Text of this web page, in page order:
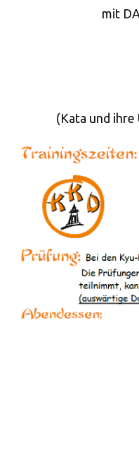
mit
(Kata und